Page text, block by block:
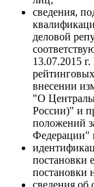
сведения,
деловой
13.07.2015
внесении
"О
России)" и
положений
Федерации"
постановки
постановки